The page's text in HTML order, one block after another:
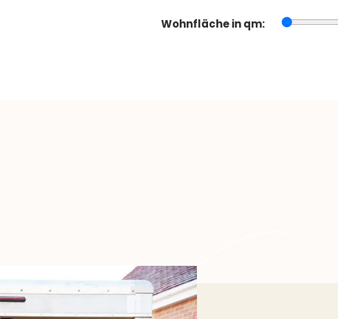
Wohnfläche in qm: